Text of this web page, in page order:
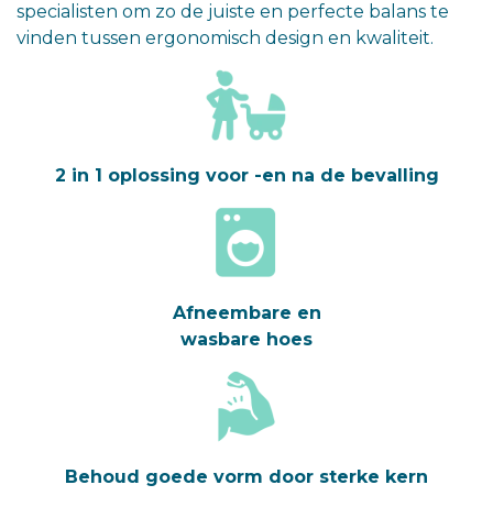
specialisten om zo de juiste en perfecte balans te
vinden tussen ergonomisch design en kwaliteit.
2 in 1 oplossing voor -en na de bevalling
Afneembare en
wasbare hoes
Behoud goede vorm door sterke kern